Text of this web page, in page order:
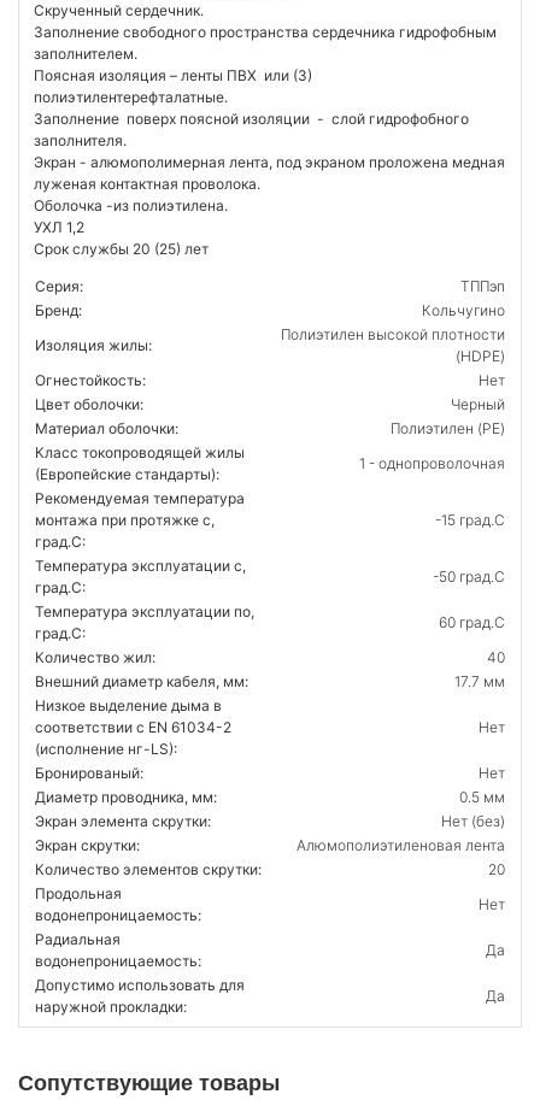
Скрученный сердечник.
Заполнение свободного пространства сердечника гидрофобным
заполнителем.
Поясная изоляция – ленты ПВХ или (З)
полиэтилентерефталатные.
Заполнение поверх поясной изоляции - слой гидрофобного
заполнителя.
Экран - алюмополимерная лента, под экраном проложена медная
луженая контактная проволока.
Оболочка -из полиэтилена.
УХЛ 1,2
Срок службы 20 (25) лет
Серия:
ТППэп
Бренд:
Кольчугино
Изоляция жилы:
Полиэтилен высокой плотности
(HDPE)
Огнестойкость:
Нет
Цвет оболочки:
Черный
Материал оболочки:
Полиэтилен (PE)
Класс токопроводящей жилы
(Европейские стандарты):
1 - однопроволочная
Рекомендуемая температура
монтажа при протяжке с,
град.C:
-15 град.C
Температура эксплуатации с,
град.C:
-50 град.C
Температура эксплуатации по,
град.C:
60 град.C
Количество жил:
40
Внешний диаметр кабеля, мм:
17.7 мм
Низкое выделение дыма в
соответствии с EN 61034-2
(исполнение нг-LS):
Нет
Бронированый:
Нет
Диаметр проводника, мм:
0.5 мм
Экран элемента скрутки:
Нет (без)
Экран скрутки:
Алюмополиэтиленовая лента
Количество элементов скрутки:
20
Продольная
водонепроницаемость:
Нет
Радиальная
водонепроницаемость:
Да
Допустимо использовать для
наружной прокладки:
Да
Сопутствующие товары